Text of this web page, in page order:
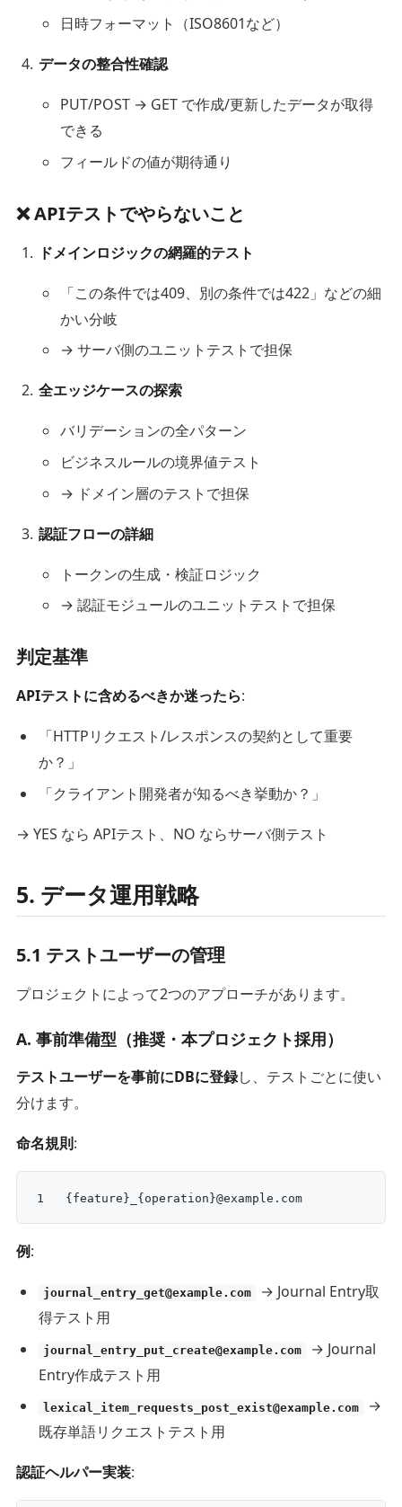
日時フォーマット（ISO8601など）
データの整合性確認
PUT/POST → GET で作成/更新したデータが取得
できる
フィールドの値が期待通り
❌ APIテストでやらないこと
ドメインロジックの網羅的テスト
「この条件では409、別の条件では422」などの細
かい分岐
→ サーバ側のユニットテストで担保
全エッジケースの探索
バリデーションの全パターン
ビジネスルールの境界値テスト
→ ドメイン層のテストで担保
認証フローの詳細
トークンの生成・検証ロジック
→ 認証モジュールのユニットテストで担保
判定基準
APIテストに含めるべきか迷ったら:
「HTTPリクエスト/レスポンスの契約として重要
か？」
「クライアント開発者が知るべき挙動か？」
→ YES なら APIテスト、NO ならサーバ側テスト
5. データ運用戦略
5.1 テストユーザーの管理
プロジェクトによって2つのアプローチがあります。
A. 事前準備型（推奨・本プロジェクト採用）
テストユーザーを事前にDBに登録し、テストごとに使い
分けます。
命名規則:
{feature}_{operation}@example.com
例:
journal_entry_get@example.com
→ Journal Entry取
得テスト用
journal_entry_put_create@example.com
→ Journal
Entry作成テスト用
lexical_item_requests_post_exist@example.com
→
既存単語リクエストテスト用
認証ヘルパー実装: